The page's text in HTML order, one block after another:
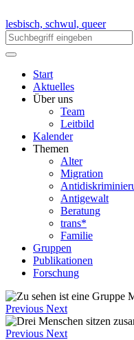
lesbisch, schwul, queer
Start
Aktuelles
Über uns
Team
Leitbild
Kalender
Themen
Alter
Migration
Antigewalt
Beratung
trans*
Familie
Gruppen
Publikationen
Forschung
Previous Next
Previous Next